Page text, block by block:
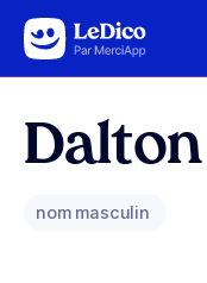
Aller au contenu
Dalton
nom masculin